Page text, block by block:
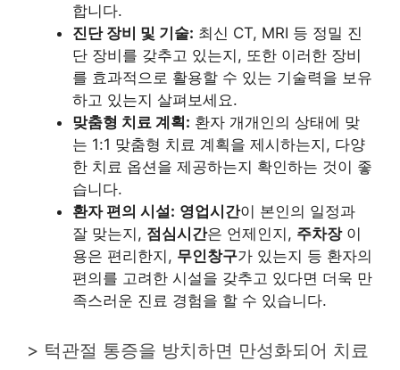
합니다.
진단 장비 및 기술: 최신 CT, MRI 등 정밀 진
단 장비를 갖추고 있는지, 또한 이러한 장비
를 효과적으로 활용할 수 있는 기술력을 보유
하고 있는지 살펴보세요.
맞춤형 치료 계획: 환자 개개인의 상태에 맞
는 1:1 맞춤형 치료 계획을 제시하는지, 다양
한 치료 옵션을 제공하는지 확인하는 것이 좋
습니다.
환자 편의 시설: 영업시간이 본인의 일정과
잘 맞는지, 점심시간은 언제인지, 주차장이
용은 편리한지, 무인창구가 있는지 등 환자의
편의를 고려한 시설을 갖추고 있다면 더욱 만
족스러운 진료 경험을 할 수 있습니다.
> 턱관절 통증을 방치하면 만성화되어 치료